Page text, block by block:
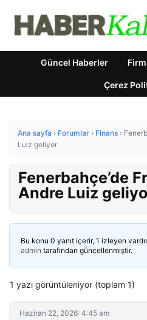
Güncel Haberler
Çerez
Ana sayfa › Forumlar › Finans ›
Luiz geliyor
Fenerbahçe’de
Andre Luiz
Bu konu 0 yanıt içerir, 1 izleyen
admin tarafından güncellenmiştir.
1 yazı görüntüleniyor (toplam 1)
Haziran 22, 2026: 4:45 am